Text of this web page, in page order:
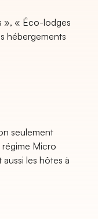
», « Éco-lodges
hébergements
seulement
régime Micro
les hôtes à